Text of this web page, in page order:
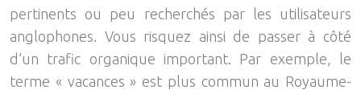
pertinents ou peu recherchés par les utilisateurs
anglophones. Vous risquez ainsi de passer à côté
d’un trafic organique important. Par exemple, le
terme « vacances » est plus commun au Royaume-